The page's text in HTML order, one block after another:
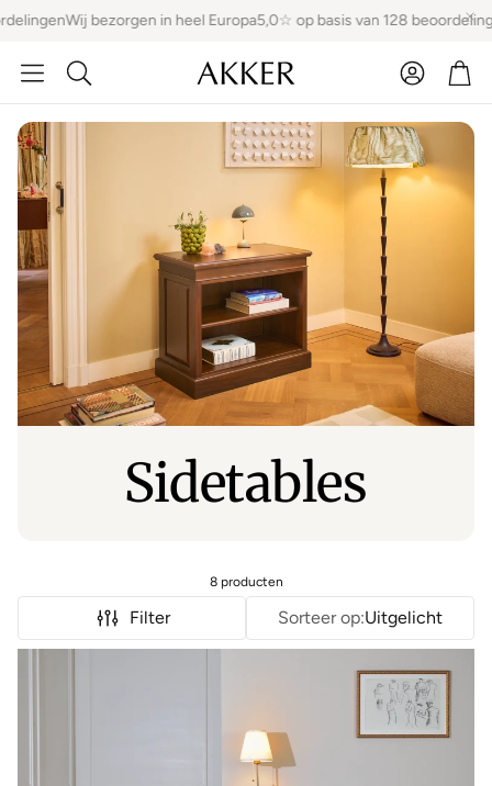
Wij bezorgen in heel Europa5,0☆ op basis van 128 beoordelingen
Zoeken
Account
Sidetables
8 producten
Filter Sorteer op:Uitgelicht